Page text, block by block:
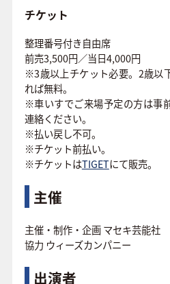
チケット
整理番号付き自由席
前売3,500円／当日4,000円
※3歳以上チケット必要。2歳以
れば無料。
※車いすでご来場予定の方は事
連絡ください。
※払い戻し不可。
※チケット前払い。
※チケットはTIGETにて販売。
主催
主催・制作・企画 マセキ芸能社
協力 ウィーズカンパニー
出演者